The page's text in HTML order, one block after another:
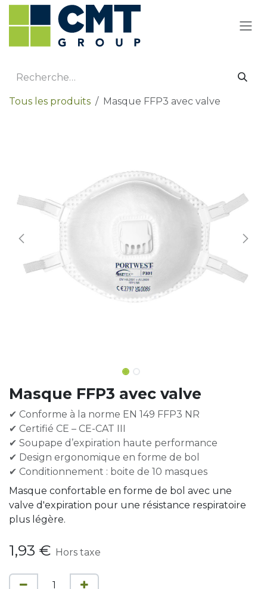
Se rendre au contenu
Tous les produits Masque FFP3 avec valve
Masque FFP3 avec valve
✔ Conforme à la norme EN 149 FFP3 NR
✔ Certifié CE – CE-CAT III
✔ Soupape d’expiration haute performance
✔ Design ergonomique en forme de bol
✔ Conditionnement : boite de 10 masques
Masque confortable en forme de bol avec une
valve d'expiration pour une résistance respiratoire
plus légère.
1,93 € Hors taxe